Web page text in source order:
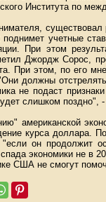
Института по
поднимет учетные
При этом
Джордж Сорос,
При этом, по его
должны
не подаст
слишком поздно", -
американской
курса доллара.
он продолжит
экономики не в
США не смогут